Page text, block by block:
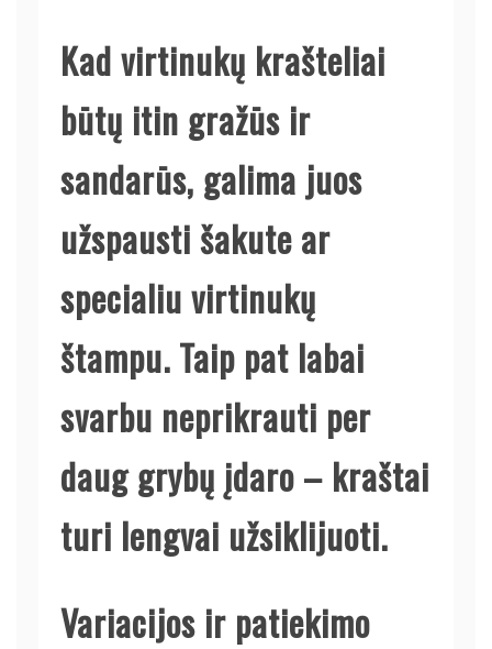
Kad virtinukų krašteliai
būtų itin gražūs ir
sandarūs, galima juos
užspausti šakute ar
specialiu virtinukų
štampu. Taip pat labai
svarbu neprikrauti per
daug grybų įdaro – kraštai
turi lengvai užsiklijuoti.
Variacijos ir patiekimo